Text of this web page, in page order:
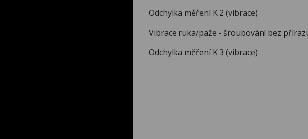
Odchylka měření K 2
Vibrace ruka/paže - šroubování bez
Odchylka měření K 3